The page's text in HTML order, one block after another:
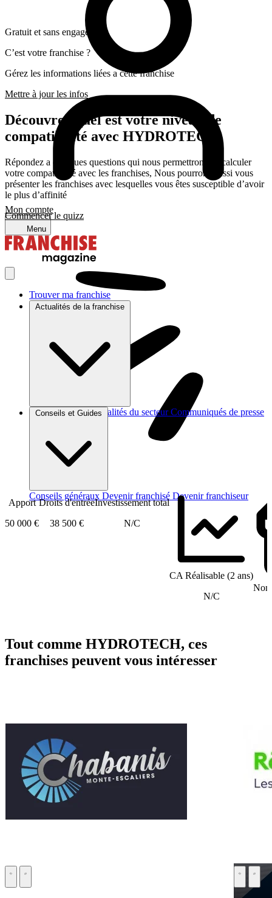
Mon compte
Menu
Trouver ma franchise
Actualités de la franchise
Brèves et actus Actualités du secteur Communiqués de presse
Conseils et Guides
Conseils généraux Devenir franchisé Devenir franchiseur
Gratuit et sans engagement
C’est votre franchise ?
Gérez les informations liées a cette franchise
Mettre à jour les infos
Découvrez quel est votre niveau de
compatibilité avec HYDROTECH
Répondez a quelques questions qui nous permettrons de calculer
votre compatibilité avec les franchises, Nous pourrons aussi vous
présenter les franchises avec lesquelles vous êtes susceptible d’avoir
le plus d’affinité
Commencer le quizz
Apport
50 000 €
Droits d'entrée
38 500 €
Investissement total
N/C
CA Réalisable (2 ans)
N/C
Tout comme HYDROTECH, ces
franchises peuvent vous intéresser